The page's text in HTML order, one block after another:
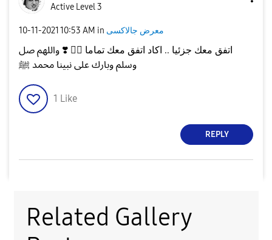
Active Level 3
‎10-11-2021 10:53 AM in معرض جالاكسى
اتفق معك جزئيا .. اكاد اتفق معك تماما 👍🏻
❣️ واللهم صل
وسلم وبارك على نبينا محمد ﷺ
1 Like
REPLY
Related Gallery